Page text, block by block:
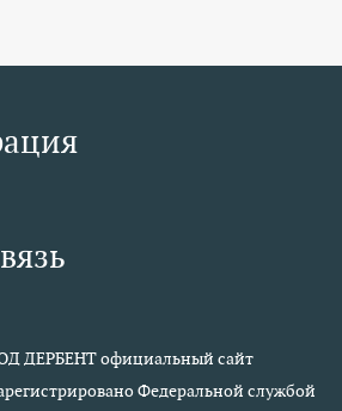
ДЕРБЕНТ официальный сайт
Федеральной службой